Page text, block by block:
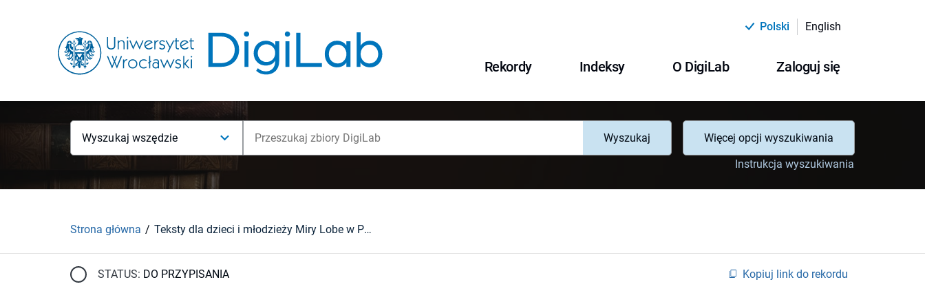
Polski English
Rekordy Indeksy O DigiLab Zaloguj się
Wyszukaj wszędzie Wyszukaj
Więcej opcji wyszukiwania
Instrukcja wyszukiwania
Strona główna Teksty dla dzieci i młodzieży Miry Lobe w Polsce
STATUS: DO PRZYPISANIA Kopiuj link do rekordu